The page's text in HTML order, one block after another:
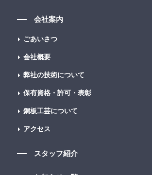
会社案内
ごあいさつ
会社概要
弊社の技術について
保有資格・許可・表彰
銅板工芸について
アクセス
スタッフ紹介